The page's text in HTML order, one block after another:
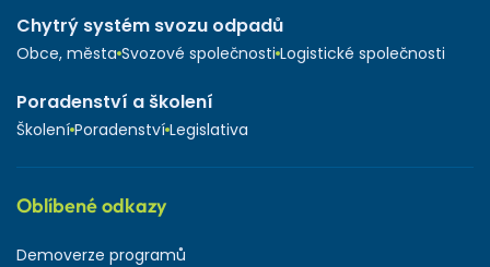
Chytrý systém svozu odpadů
Obce, města Svozové společnosti Logistické společnosti
Poradenství a školení
Školení Poradenství Legislativa
Oblíbené odkazy
Demoverze programů